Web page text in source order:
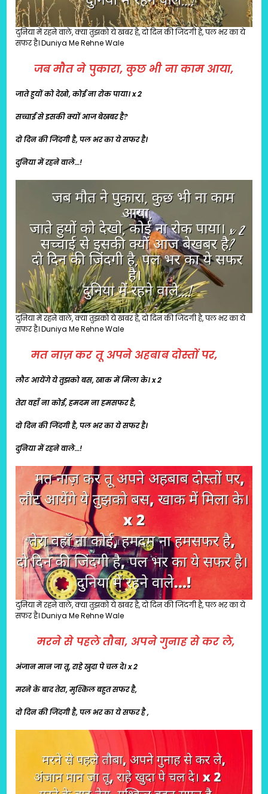
दुनिया में रहने वाले, क्या तुझको ये खबर है, दो दिन की जिंदगी है, पल भर का ये
सफर है। Duniya Me Rehne Wale
जब मौत ने पुकारा, कुछ भी ना काम आया,
जाते हुयों को देखो, कोई ना रोक पाया। x 2
सच्चाई से इसकी क्यों आज बेखबर है?
दो दिन की जिंदगी है, पल भर का ये सफर है।
दुनिया में रहने वाले…!
दुनिया में रहने वाले, क्या तुझको ये खबर है, दो दिन की जिंदगी है, पल भर का ये
सफर है। Duniya Me Rehne Wale
मत नाज़ कर तू अपने अहबाब दोस्तों पर,
लौट आयेंगे ये तुझको बस, खाक में मिला के। x 2
तेरा वहाँ ना कोई, हमदम ना हमसफर है,
दो दिन की जिंदगी है, पल भर का ये सफर है।
दुनिया में रहने वाले…!
दुनिया में रहने वाले, क्या तुझको ये खबर है, दो दिन की जिंदगी है, पल भर का ये
सफर है। Duniya Me Rehne Wale
मरने से पहले तौबा, अपने गुनाह से कर ले,
अंजान मान जा तू, राहे खुदा पे चल दे। x 2
मरने के बाद तेरा, मुश्किल बहुत सफर है,
दो दिन की जिंदगी है, पल भर का ये सफर है ,